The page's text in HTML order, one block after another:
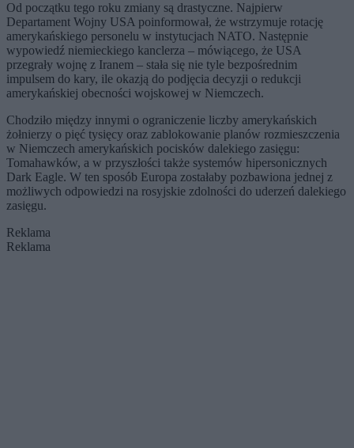
Od początku tego roku zmiany są drastyczne. Najpierw
Departament Wojny USA poinformował, że wstrzymuje rotację
amerykańskiego personelu w instytucjach NATO. Następnie
wypowiedź niemieckiego kanclerza – mówiącego, że USA
przegrały wojnę z Iranem – stała się nie tyle bezpośrednim
impulsem do kary, ile okazją do podjęcia decyzji o redukcji
amerykańskiej obecności wojskowej w Niemczech.
Chodziło między innymi o ograniczenie liczby amerykańskich
żołnierzy o pięć tysięcy oraz zablokowanie planów rozmieszczenia
w Niemczech amerykańskich pocisków dalekiego zasięgu:
Tomahawków, a w przyszłości także systemów hipersonicznych
Dark Eagle. W ten sposób Europa zostałaby pozbawiona jednej z
możliwych odpowiedzi na rosyjskie zdolności do uderzeń dalekiego
zasięgu.
Reklama
Reklama